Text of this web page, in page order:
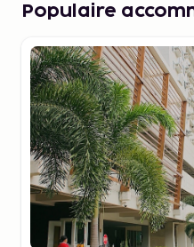
Populaire